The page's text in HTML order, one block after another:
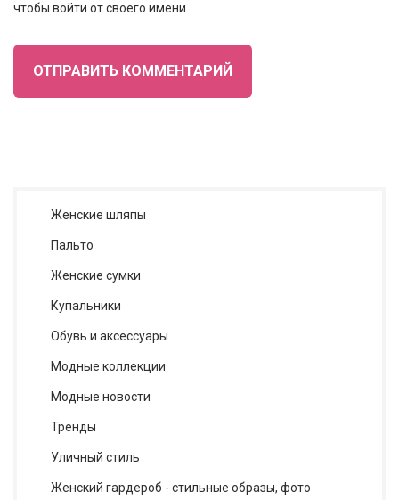
чтобы войти от своего имени
ОТПРАВИТЬ КОММЕНТАРИЙ
Женские шляпы
Пальто
Женские сумки
Купальники
Обувь и аксессуары
Модные коллекции
Модные новости
Тренды
Уличный стиль
Женский гардероб - стильные образы, фото